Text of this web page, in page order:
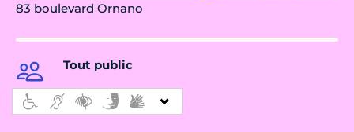
83 boulevard Ornano
Tout public